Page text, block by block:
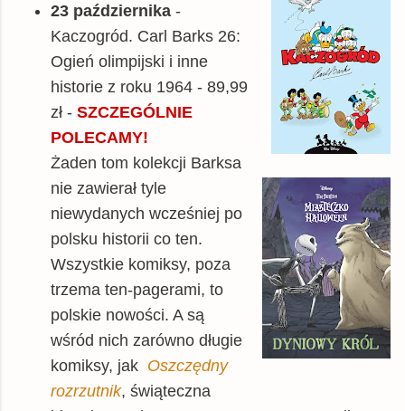
23 października -
Kaczogród. Carl Barks 26:
Ogień olimpijski i inne
historie z roku 1964 - 89,99
zł - SZCZEGÓLNIE
POLECAMY!
Żaden tom kolekcji Barksa
nie zawierał tyle
niewydanych wcześniej po
polsku historii co ten.
Wszystkie komiksy, poza
trzema ten-pagerami, to
polskie nowości. A są
wśród nich zarówno długie
komiksy, jak Oszczędny
rozrzutnik, świąteczna